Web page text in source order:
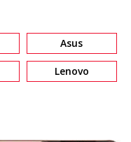
Asus
Lenovo